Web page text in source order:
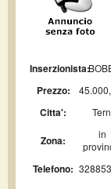
Inserzionista:
Prezzo:
Citta':
Zona:
in
Telefono: